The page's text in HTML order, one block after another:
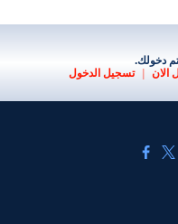
دخولك.
الان
| تسجيل الدخول